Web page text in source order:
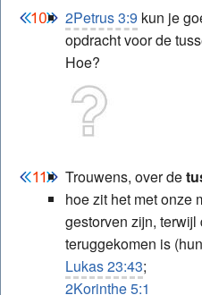
2Petrus 3:9 kun je
opdracht voor de
Hoe?
Trouwens, over de
hoe zit het met onze
gestorven zijn,
teruggekomen is
Lukas 23:43;
2Korinthe 5:1